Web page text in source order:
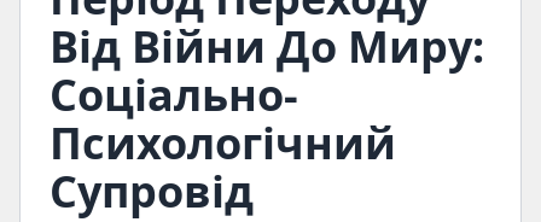
Від Війни До Миру:
Соціально-
Психологічний
Супровід